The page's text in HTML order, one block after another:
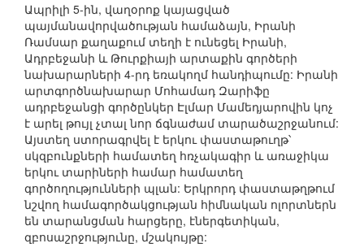
Ապրիլի 5-ին, վաղօրոք կայացված
պայմանավորվածության համաձայն, Իրանի
Ռամսար քաղաքում տեղի է ունեցել Իրանի,
Ադրբեջանի և Թուրքիայի արտաքին գործերի
նախարարների 4-րդ եռակողմ հանդիպումը: Իրանի
արտգործնախարար Մոհամադ Զարիֆը
ադրբեջանցի գործընկեր Էլմար Մամեդյարովին կոչ
է արել թույլ չտալ նոր ճգնաժամ տարածաշրջանում:
Այստեղ ստորագրվել է երկու փաստաթուղթ՝
սկզբունքների համատեղ հռչակագիր և առաջիկա
երկու տարիների համար համատեղ
գործողությունների պլան: Երկրորդ փաստաթղթում
նշվող համագործակցության հիմնական ոլորտներն
են տարանցման հարցերը, էներգետիկան,
զբոսաշրջությունը, մշակույթը: